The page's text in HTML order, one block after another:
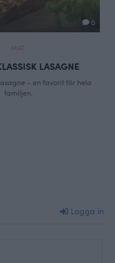
hela
Logga in